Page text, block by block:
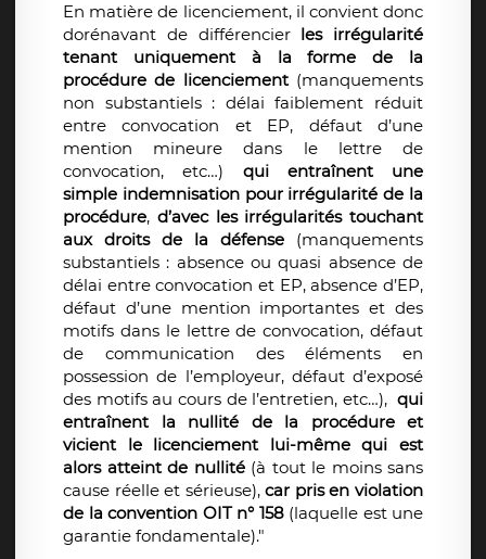
En matière de licenciement, il convient donc
dorénavant de différencier les irrégularité
tenant uniquement à la forme de la
procédure de licenciement (manquements
non substantiels : délai faiblement réduit
entre convocation et EP, défaut d’une
mention mineure dans le lettre de
convocation, etc…) qui entraînent une
simple indemnisation pour irrégularité de la
procédure, d’avec les irrégularités touchant
aux droits de la défense (manquements
substantiels : absence ou quasi absence de
délai entre convocation et EP, absence d’EP,
défaut d’une mention importantes et des
motifs dans le lettre de convocation, défaut
de communication des éléments en
possession de l’employeur, défaut d’exposé
des motifs au cours de l’entretien, etc…), qui
entraînent la nullité de la procédure et
vicient le licenciement lui-même qui est
alors atteint de nullité (à tout le moins sans
cause réelle et sérieuse),car pris en violation
de la convention OIT n° 158(laquelle est une
garantie fondamentale)."